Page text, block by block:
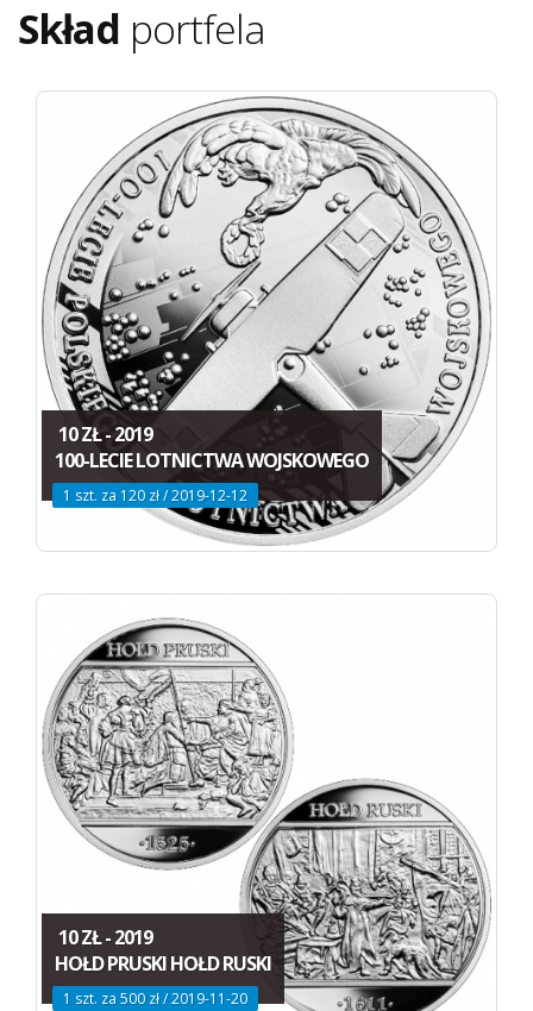
Skład portfela
10 ZŁ - 2019
100-LECIE LOTNICTWA WOJSKOWEGO
1 szt. za 120 zł / 2019-12-12
10 ZŁ - 2019
HOŁD PRUSKI HOŁD RUSKI
1 szt. za 500 zł / 2019-11-20